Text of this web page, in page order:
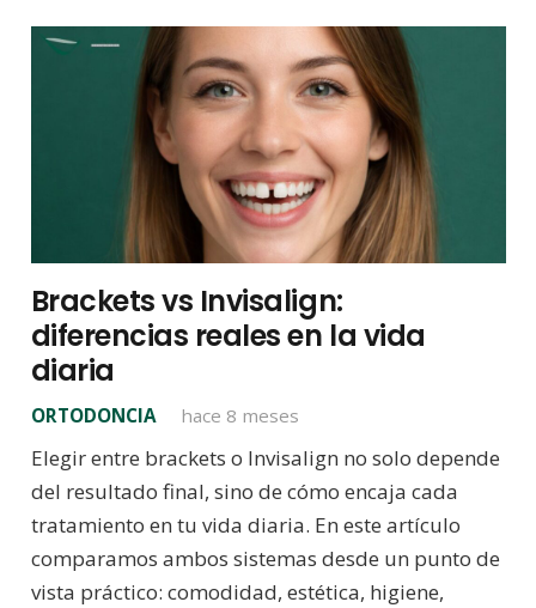
Brackets vs Invisalign:
diferencias reales en la vida
diaria
ORTODONCIA hace 8 meses
Elegir entre brackets o Invisalign no solo depende
del resultado final, sino de cómo encaja cada
tratamiento en tu vida diaria. En este artículo
comparamos ambos sistemas desde un punto de
vista práctico: comodidad, estética, higiene,